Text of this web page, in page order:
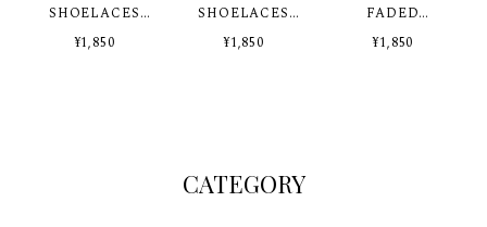
SHOELACES
85'BLACK
¥1,850
SHOELACES
CAROLINA
¥1,850
FADED
SHOELACES
LILAC GRAY
¥1,850
CATEGORY